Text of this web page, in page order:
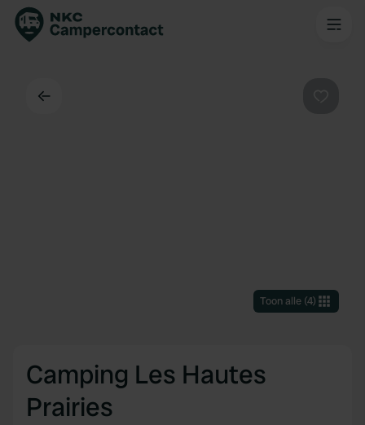
Toon alle(4)
Camping Les Hautes
Prairies